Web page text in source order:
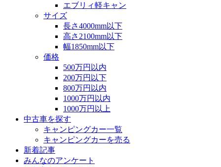
エブリィ軽キャン
サイズ
長さ4000mm以下
高さ2100mm以下
幅1850mm以下
価格
500万円以内
200万円以下
800万円以内
1000万円以内
1000万円以上
中古車を探す
キャンピングカー一覧
キャンピングカーを売る
新着記事
みんなのアンケート